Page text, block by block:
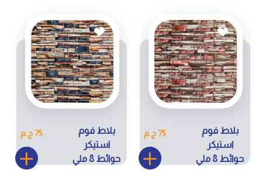
بلاط فوم
استيكر
حوائط 8 ملي
75 ج.م
بلاط فوم
استيكر
حوائط 8 ملي
75 ج.م